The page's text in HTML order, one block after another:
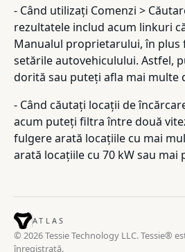
- Când utilizați Comenzi >
rezultatele includ acum linkuri
Manualul proprietarului, în plus
setările autovehiculului. Astfel,
dorită sau puteți afla mai multe
- Când căutați locații de
acum puteți filtra între două
fulgere arată locațiile cu mai
arată locațiile cu 70 kW sau mai
ATLAS
© 2026 Tessie Technology LLC. Tessie®
înregistrată.